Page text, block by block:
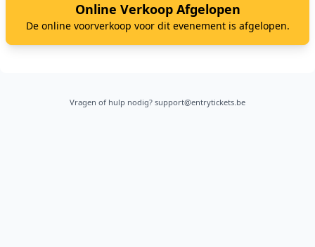
Online Verkoop Afgelopen
De online voorverkoop voor dit evenement is afgelopen.
Vragen of hulp nodig? support@entrytickets.be